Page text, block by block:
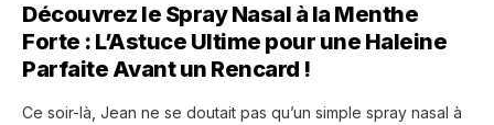
Découvrez le Spray Nasal à la Menthe
Forte : L’Astuce Ultime pour une Haleine
Parfaite Avant un Rencard !
Ce soir-là, Jean ne se doutait pas qu’un simple spray nasal à